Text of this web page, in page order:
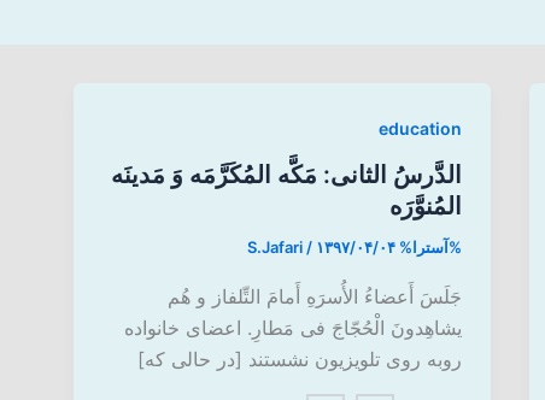
education
الدَّرسُ الثانی: مَکَّه المُکَرَّمَه وَ مَدینَه
المُنوَّرَه
%آسترا% S.Jafari / ۱۳۹۷/۰۴/۰۴
جَلَسَ أَعضاءُ الأُسرَهِ أَمامَ التِّلفاز و هُم
یشاهِدونَ الْحُجّاجَ فی مَطارِ. اعضای خانواده
روبه روی تلویزیون نشستند [در حالی که]